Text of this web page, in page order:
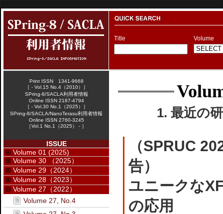
Title Volume
1. 最近の
（SPRUC
告）
ユニークな
の応用
Print ISSN 1341-9668
［ - Vol.15 No.4（2010）］
SPring-8/SACLA利用者情報
Online ISSN 2187-4794
［ - Vol.30 No.1（2025）］
SPring-8/SACLA/NanoTerasu利用者情報
Online ISSN 2760-3245
［Vol.1 No.1（2025） - ］
ISSUE
Volume 01 (2025)
Volume 30 （2025）
Volume 29（2024）
Volume 28（2023）
Volume 27（2022）
Volume 27, No.4